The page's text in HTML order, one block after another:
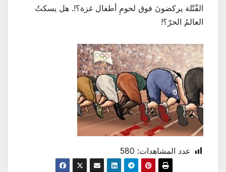
القّتّلة يركضونَ فوق لحومِ أطفال غزة؟!. هل يسكتُ
العالمُ الحرّ؟!
عدد المشاهدات: 580